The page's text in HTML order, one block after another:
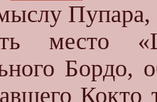
место
Бордо,
Кокто